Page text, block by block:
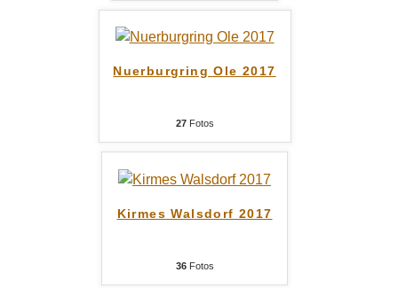
Nuerburgring Ole 2017
27Fotos
Kirmes Walsdorf 2017
36Fotos